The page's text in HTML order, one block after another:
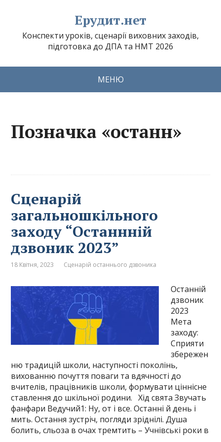
Ерудит.нет
Конспекти уроків, сценарії виховних заходів,
підготовка до ДПА та НМТ 2026
МЕНЮ
Позначка «останн»
Сценарій
загальношкільного
заходу “Останнній
дзвоник 2023”
18 Квітня, 2023 Сценарій останнього дзвоника
Останній
дзвоник
2023
Мета
заходу:
Сприяти
збережен
ню традицій школи, наступності поколінь,
вихованню почуття поваги та вдячності до
вчителів, працівників школи, формувати ціннісне
ставлення до шкільної родини. Хід свята Звучать
фанфари Ведучий1: Ну, от і все. Останні й день і
мить. Остання зустріч, погляди зріднілі. Душа
болить, сльоза в очах тремтить – Учнівські роки в